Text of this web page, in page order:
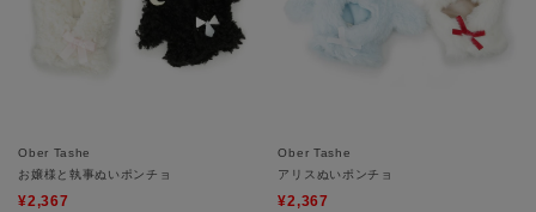
Ober Tashe
お嬢様と執事ぬいポンチョ
¥2,367
Ober Tashe
アリスぬいポンチョ
¥2,367